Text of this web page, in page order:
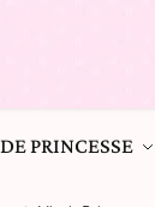
PRINCESSE